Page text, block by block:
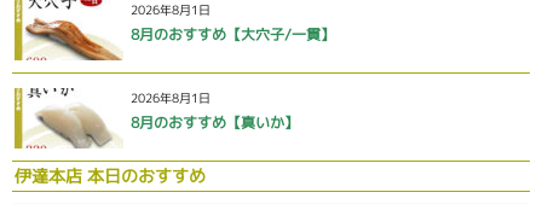
2026年8月1日
8月のおすすめ【大穴子/一貫】
2026年8月1日
8月のおすすめ【真いか】
伊達本店 本日のおすすめ